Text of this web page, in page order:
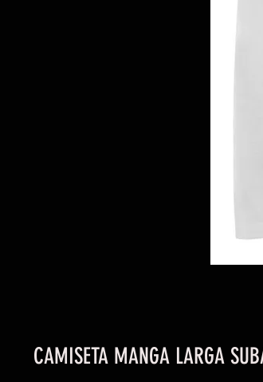
CAMISETA MANGA LARGA